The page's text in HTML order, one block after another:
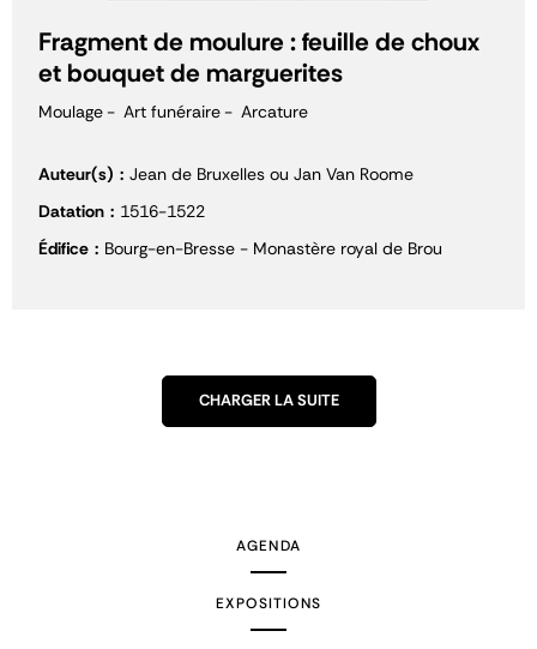
Fragment de moulure : feuille de choux
et bouquet de marguerites
Moulage Art funéraire Arcature
Auteur(s)
Jean de Bruxelles ou Jan Van Roome
Datation
1516-1522
Édifice
Bourg-en-Bresse - Monastère royal de Brou
CHARGER LA SUITE
AGENDA
EXPOSITIONS